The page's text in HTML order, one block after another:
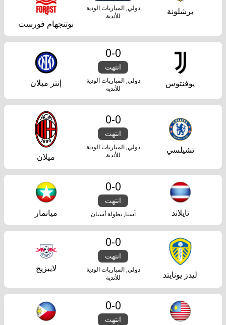
برشلونة
دولي, المباريات الودية
للأندية
نوتنجهام فورست
يوفنتوس
0
-
0
انتهت
دولي, المباريات الودية
للأندية
إنتر ميلان
تشيلسي
0
-
0
انتهت
دولي, المباريات الودية
للأندية
ميلان
تايلاند
0
-
0
انتهت
آسيا, بطولة أسيان ميانمار
ليدز يونايتد
0
-
0
انتهت
دولي, المباريات الودية
للأندية
لايبزيج
0
-
0
انتهت